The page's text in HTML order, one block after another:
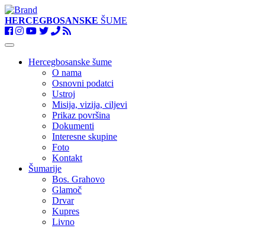
HERCEGBOSANSKE ŠUME
Toggle
navigationHercegbosanske šume
O nama
Osnovni podatci
Ustroj
Misija, vizija, ciljevi
Prikaz površina
Dokumenti
Interesne skupine
Foto
Kontakt
Šumarije
Bos. Grahovo
Glamoč
Drvar
Kupres
Livno